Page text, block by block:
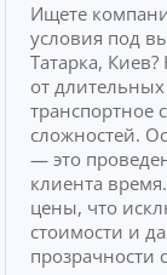
Ищете
условия под
Татарка,
от
транспортное
сложностей.
— это
клиента время.
цены, что
стоимости и
прозрачности